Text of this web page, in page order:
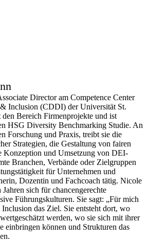
Director am Competence Center
Inclusion (CDDI) der Universität St.
Bereich Firmenprojekte und ist
HSG Diversity Benchmarking Studie. An
Forschung und Praxis, treibt sie die
Strategien, die Gestaltung von fairen
Konzeption und Umsetzung von DEI-
Branchen, Verbände oder Zielgruppen
für Unternehmen und
Dozentin und Fachcoach tätig. Nicole
sich für chancengerechte
Führungskulturen. Sie sagt: „Für mich
das Ziel. Sie entsteht dort, wo
werden, wo sie sich mit ihrer
einbringen können und Strukturen das